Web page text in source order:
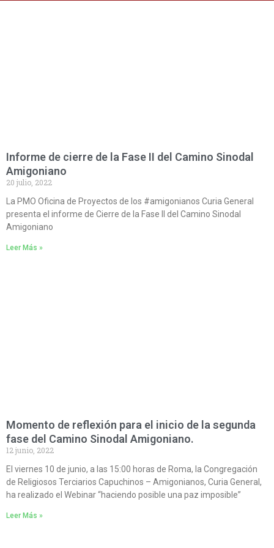
Informe de cierre de la Fase II del Camino Sinodal
Amigoniano
20 julio, 2022
La PMO Oficina de Proyectos de los #amigonianos Curia General
presenta el informe de Cierre de la Fase II del Camino Sinodal
Amigoniano
Leer Más »
Momento de reflexión para el inicio de la segunda
fase del Camino Sinodal Amigoniano.
12 junio, 2022
El viernes 10 de junio, a las 15:00 horas de Roma, la Congregación
de Religiosos Terciarios Capuchinos – Amigonianos, Curia General,
ha realizado el Webinar “haciendo posible una paz imposible”
Leer Más »